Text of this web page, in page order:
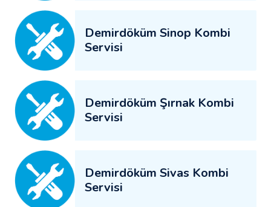
Demirdöküm Sinop Kombi
Servisi
Demirdöküm Şırnak Kombi
Servisi
Demirdöküm Sivas Kombi
Servisi